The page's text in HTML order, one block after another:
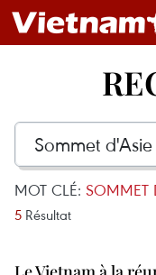
MOT CLÉ: SOMMET
5 Résultat